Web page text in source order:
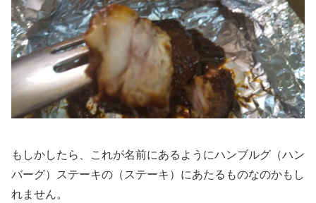
もしかしたら、これが名前にあるようにハンブルグ（ハン
バーグ）ステーキの（ステーキ）にあたるものなのかもし
れません。